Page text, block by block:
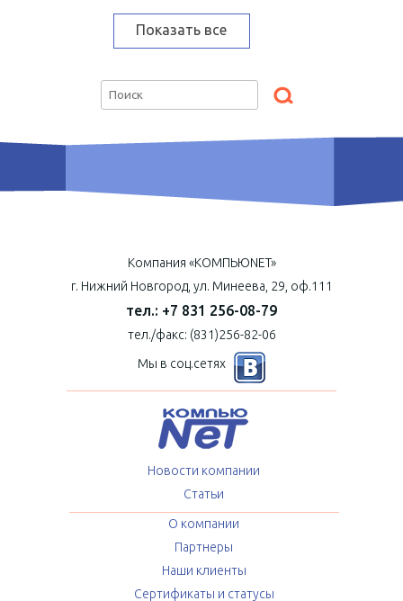
Показать все
Компания «КОМПЬЮNET»
г. Нижний Новгород, ул. Минеева, 29, оф.111
тел.: +7 831 256-08-79
тел./факс: (831)256-82-06
Мы в соц.сетях
Новости компании
Статьи
О компании
Партнеры
Наши клиенты
Сертификаты и статусы